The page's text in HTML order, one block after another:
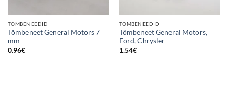
TÕMBENEEDID
Tõmbeneet General Motors 7
mm
0.96€
TÕMBENEEDID
Tõmbeneet General Motors,
Ford, Chrysler
1.54€